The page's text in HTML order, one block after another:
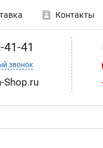
Контакты
41
звонок
Shop.ru